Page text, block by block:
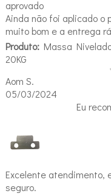
aprovado
Ainda não foi aplicado
muito bom e a entrega
Produto:Massa
20KG
Aom S.
05/03/2024
Eu
Excelente atendimento,
seguro.